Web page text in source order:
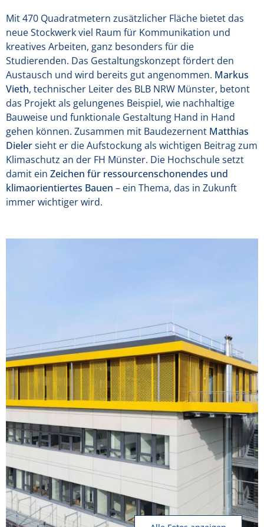
Mit 470 Quadratmetern zusätzlicher Fläche bietet das
neue Stockwerk viel Raum für Kommunikation und
kreatives Arbeiten, ganz besonders für die
Studierenden. Das Gestaltungskonzept fördert den
Austausch und wird bereits gut angenommen. Markus
Vieth, technischer Leiter des BLB NRW Münster, betont
das Projekt als gelungenes Beispiel, wie nachhaltige
Bauweise und funktionale Gestaltung Hand in Hand
gehen können. Zusammen mit Baudezernent Matthias
Dielersieht er die Aufstockung als wichtigen Beitrag zum
Klimaschutz an der FH Münster. Die Hochschule setzt
damit ein Zeichen für ressourcenschonendes und
klimaorientiertes Bauen – ein Thema, das in Zukunft
immer wichtiger wird.